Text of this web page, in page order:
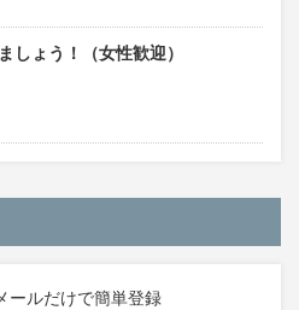
しょう！（女性歓迎）
ールだけで簡単登録